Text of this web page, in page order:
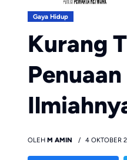
Gaya Hidup
Kurang
OLEH M AMIN 4 OKTOBER